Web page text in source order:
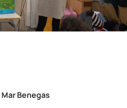
Mar Benegas